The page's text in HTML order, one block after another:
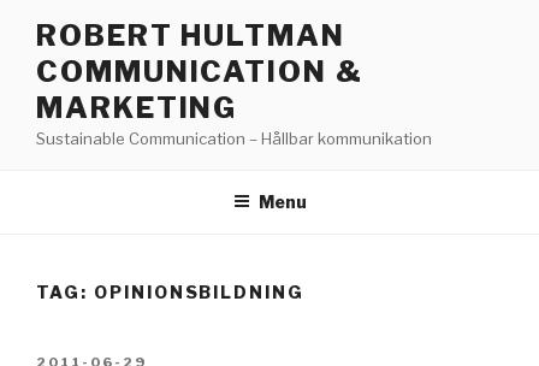
content
ROBERT HULTMAN
COMMUNICATION &
MARKETING
Sustainable Communication – Hållbar kommunikation
Menu
TAG: OPINIONSBILDNING
POSTED
2011-06-29